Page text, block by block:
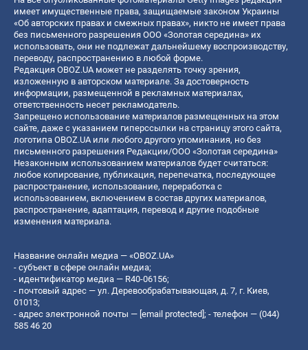
имеет имущественные права, защищаемые законом Украины
«Об авторских правах и смежных правах», никто не имеет права
без письменного разрешения ООО «Золотая середина» их
использовать, они не подлежат дальнейшему воспроизводству,
переводу, распространению в любой форме.
Редакция OBOZ.UA может не разделять точку зрения,
изложенную в авторском материале. За достоверность
информации, размещенной в рекламных материалах,
ответственность несет рекламодатель.
Запрещено использование материалов размещенных на этом
сайте, даже с указанием гиперссылки на страницу этого сайта,
логотипа OBOZ.UA или любого другого упоминания, но без
письменного разрешения Редакции/ООО «Золотая середина»
Незаконным использованием материалов будет считаться:
любое копирование, публикация, перепечатка, последующее
распространение, использование, переработка с
использованием, включением в состав других материалов,
распространение, адаптация, перевод и другие подобные
изменения материала.
Название онлайн медиа — «OBOZ.UA»
- субъект в сфере онлайн медиа;
- идентификатор медиа — R40-06156;
- почтовый адрес — ул. Деревообрабатывающая, д. 7, г. Киев,
01013;
- адрес электронной почты — [email protected] ; - телефон — (044)
585 46 20